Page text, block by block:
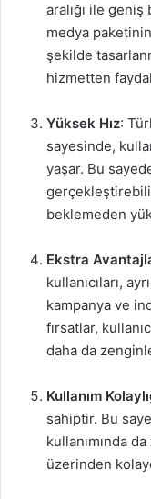
aralığı ile geniş
medya
şekilde
hizmetten
Yüksek Hız:
sayesinde,
yaşar. Bu
beklemeden
Ekstra
kullanıcıları,
kampanya ve
fırsatlar,
daha da
Kullanım
sahiptir. Bu
kullanımında
üzerinden